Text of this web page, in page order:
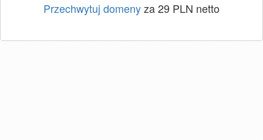
Przechwytuj domenyza 29 PLN netto